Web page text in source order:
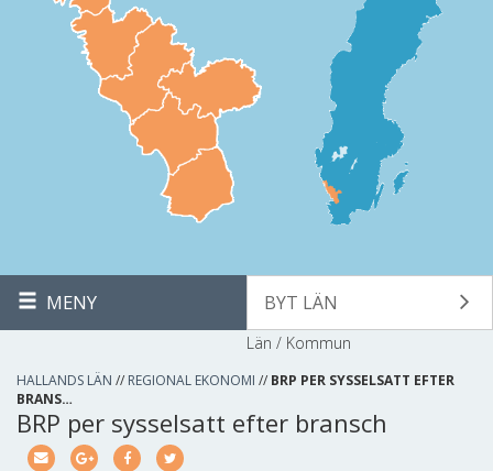
MENY BYT LÄN
Län / Kommun
HALLANDS LÄN // REGIONAL EKONOMI // BRP PER SYSSELSATT EFTER
BRANS…
BRP per sysselsatt efter bransch